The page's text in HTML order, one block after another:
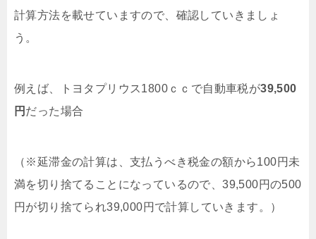
計算方法を載せていますので、確認していきましょ
う。
例えば、トヨタプリウス1800ｃｃで自動車税が39,500
円 だった場合
（※延滞金の計算は、支払うべき税金の額から100円未
満を切り捨てることになっているので、39,500円の500
円が切り捨てられ39,000円で計算していきます。）